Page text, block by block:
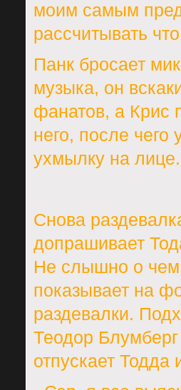
моим самым
рассчитывать
Панк бросает
музыка, он
фанатов, а Крис
него, после чего
ухмылку на лице.
Снова
допрашивает
Не слышно о чем
показывает на
раздевалки.
Теодор
отпускает Тодда